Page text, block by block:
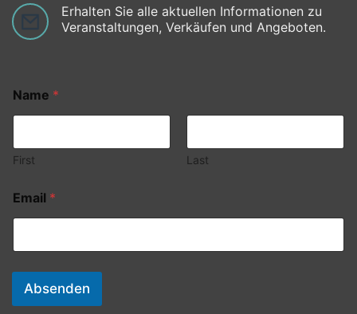
Erhalten Sie alle aktuellen Informationen zu
Veranstaltungen, Verkäufen und Angeboten.
Name *
First Last
Email *
Absenden